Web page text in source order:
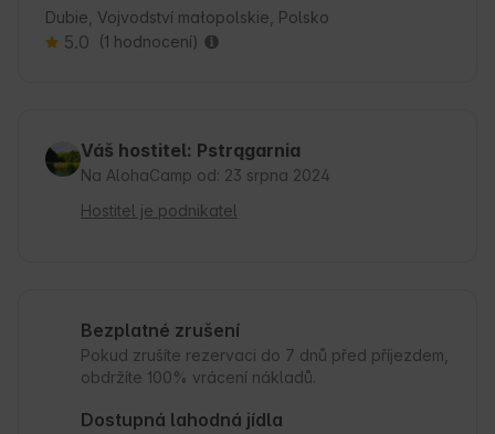
Dubie, Vojvodství małopolskie, Polsko
5.0 (1 hodnocení)
Váš hostitel: Pstrągarnia
Na AlohaCamp od: 23 srpna 2024
Hostitel je podnikatel
Bezplatné zrušení
Pokud zrušíte rezervaci do 7 dnů před příjezdem,
obdržíte 100% vrácení nákladů.
Dostupná lahodná jídla